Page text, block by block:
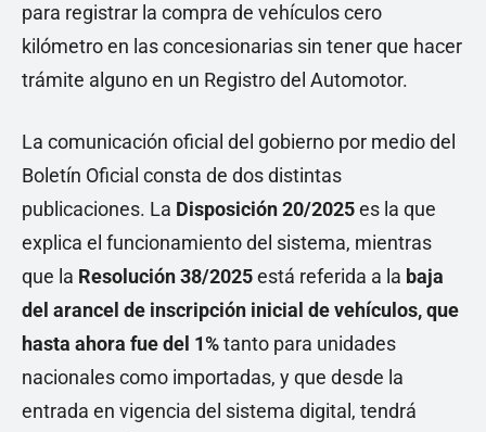
para registrar la compra de vehículos cero
kilómetro en las concesionarias sin tener que hacer
trámite alguno en un Registro del Automotor.
La comunicación oficial del gobierno por medio del
Boletín Oficial consta de dos distintas
publicaciones. La Disposición 20/2025es la que
explica el funcionamiento del sistema, mientras
que la Resolución 38/2025está referida a la baja
del arancel de inscripción inicial de vehículos, que
hasta ahora fue del 1%tanto para unidades
nacionales como importadas, y que desde la
entrada en vigencia del sistema digital, tendrá